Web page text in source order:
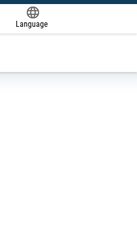
Language